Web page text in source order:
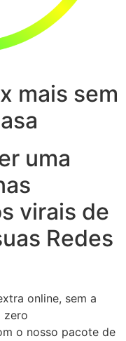
mais sem
uma
virais de
Redes
online, sem a
zero
o nosso pacote de